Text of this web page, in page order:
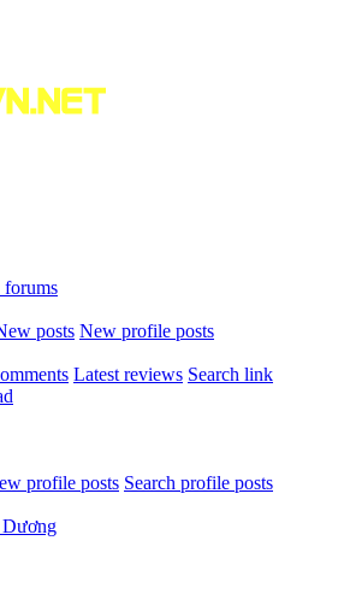
forums
posts New profile posts
Latest reviews Search link
profile posts Search profile posts